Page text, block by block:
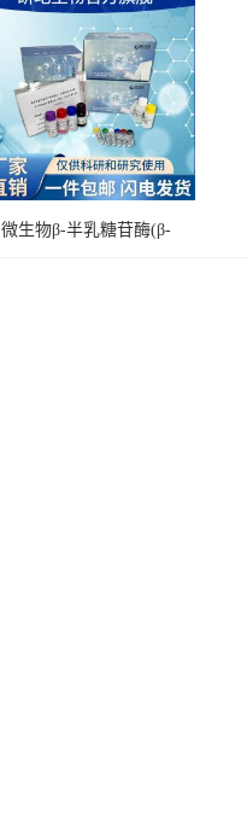
微生物β-半乳糖苷酶(β-